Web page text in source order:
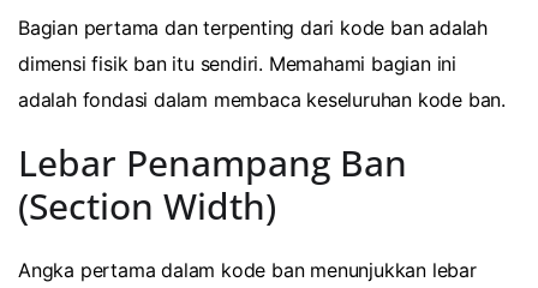
Bagian pertama dan terpenting dari kode ban adalah
dimensi fisik ban itu sendiri. Memahami bagian ini
adalah fondasi dalam membaca keseluruhan kode ban.
Lebar Penampang Ban
(Section Width)
Angka pertama dalam kode ban menunjukkan lebar